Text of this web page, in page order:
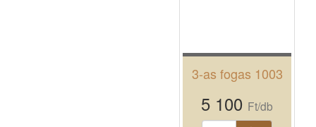
3-as fogas 1003
5 100 Ft/db